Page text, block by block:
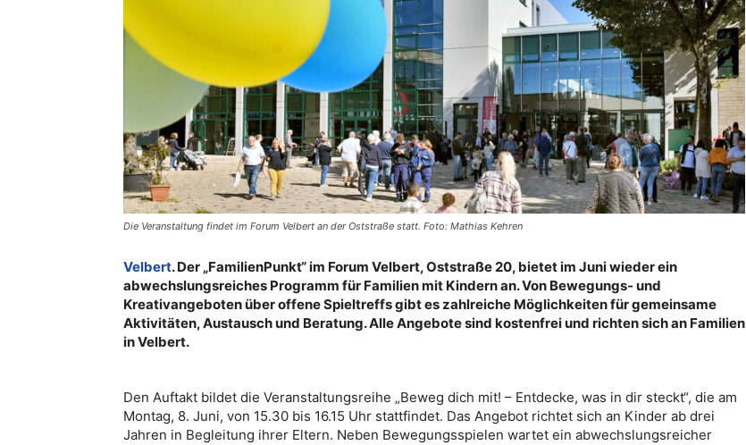
Die Veranstaltung findet im Forum Velbert an der Oststraße statt. Foto: Mathias Kehren
Velbert. Der „FamilienPunkt“ im Forum Velbert, Oststraße 20, bietet im Juni wieder ein
abwechslungsreiches Programm für Familien mit Kindern an. Von Bewegungs- und
Kreativangeboten über offene Spieltreffs gibt es zahlreiche Möglichkeiten für gemeinsame
Aktivitäten, Austausch und Beratung. Alle Angebote sind kostenfrei und richten sich an Familien
in Velbert.
Den Auftakt bildet die Veranstaltungsreihe „Beweg dich mit! – Entdecke, was in dir steckt“, die am
Montag, 8. Juni, von 15.30 bis 16.15 Uhr stattfindet. Das Angebot richtet sich an Kinder ab drei
Jahren in Begleitung ihrer Eltern. Neben Bewegungsspielen wartet ein abwechslungsreicher